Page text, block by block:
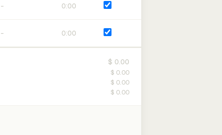
0:00
0:00
$ 0.00
$ 0.00
$ 0.00
$ 0.00